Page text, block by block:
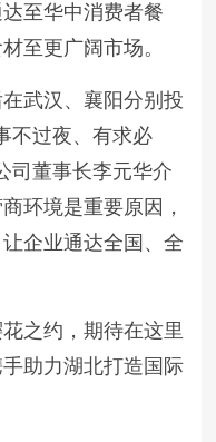
至华中消费者餐
至更广阔市场。
武汉、襄阳分别投
不过夜、有求必
司董事长李元华介
环境是重要原因，
企业通达全国、全
之约，期待在这里
助力湖北打造国际